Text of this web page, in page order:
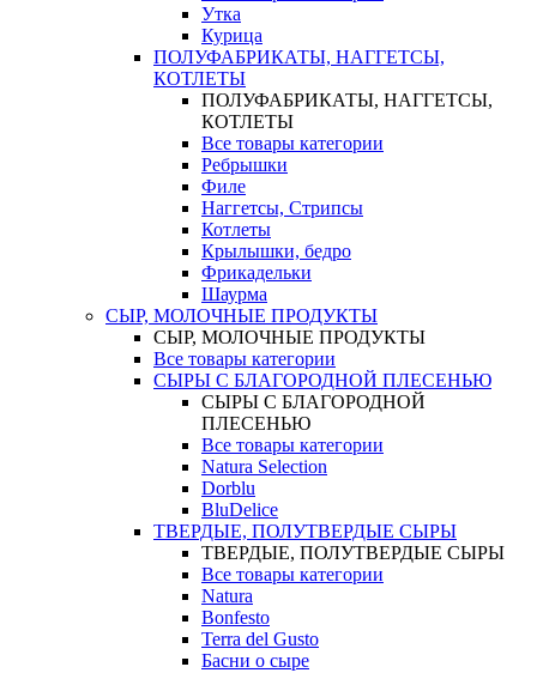
Утка
Курица
ПОЛУФАБРИКАТЫ, НАГГЕТСЫ,
КОТЛЕТЫ
ПОЛУФАБРИКАТЫ, НАГГЕТСЫ,
КОТЛЕТЫ
Все товары категории
Ребрышки
Филе
Наггетсы, Стрипсы
Котлеты
Крылышки, бедро
Фрикадельки
Шаурма
СЫР, МОЛОЧНЫЕ ПРОДУКТЫ
СЫР, МОЛОЧНЫЕ ПРОДУКТЫ
Все товары категории
СЫРЫ С БЛАГОРОДНОЙ ПЛЕСЕНЬЮ
СЫРЫ С БЛАГОРОДНОЙ
ПЛЕСЕНЬЮ
Все товары категории
Natura Selection
Dorblu
BluDelice
ТВЕРДЫЕ, ПОЛУТВЕРДЫЕ СЫРЫ
ТВЕРДЫЕ, ПОЛУТВЕРДЫЕ СЫРЫ
Все товары категории
Natura
Bonfesto
Terra del Gusto
Басни о сыре